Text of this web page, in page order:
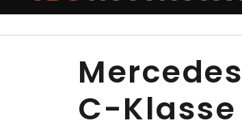
C-Klasse